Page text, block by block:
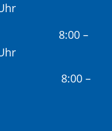
8:00 –
8:00 –